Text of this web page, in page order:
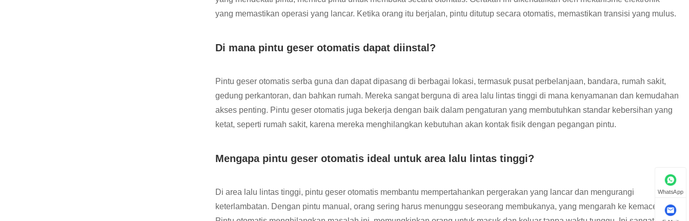
yang memastikan operasi yang lancar. Ketika orang itu berjalan, pintu ditutup secara otomatis, memastikan transisi yang mulus.
Di mana pintu geser otomatis dapat diinstal?
Pintu geser otomatis serba guna dan dapat dipasang di berbagai lokasi, termasuk pusat perbelanjaan, bandara, rumah sakit,
gedung perkantoran, dan bahkan rumah. Mereka sangat berguna di area lalu lintas tinggi di mana kenyamanan dan kemudahan
akses penting. Pintu geser otomatis juga bekerja dengan baik dalam pengaturan yang membutuhkan standar kebersihan yang
ketat, seperti rumah sakit, karena mereka menghilangkan kebutuhan akan kontak fisik dengan pegangan pintu.
Mengapa pintu geser otomatis ideal untuk area lalu lintas tinggi?
Di area lalu lintas tinggi, pintu geser otomatis membantu mempertahankan pergerakan yang lancar dan mengurangi
keterlambatan. Dengan pintu manual, orang sering harus menunggu seseorang membukanya, yang mengarah ke kemacetan.
WhatsApp